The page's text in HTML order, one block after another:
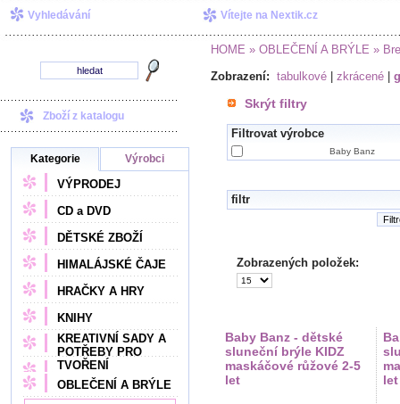
Vyhledávání Vítejte na Nextik.cz
Zboží z katalogu
Kategorie Výrobci
VÝPRODEJ
CD a DVD
DĚTSKÉ ZBOŽÍ
HIMALÁJSKÉ ČAJE
HRAČKY A HRY
KNIHY
KREATIVNÍ SADY A
POTŘEBY PRO
TVOŘENÍ
OBLEČENÍ A BRÝLE
HOME » OBLEČENÍ A BRÝLE »
Zobrazení: tabulkové zkrácené
Skrýt filtry
Filtrovat výrobce
Baby Banz
filtr
Zobrazených položek:
Baby Banz - dětské
sluneční brýle KIDZ
maskáčové růžové 2-5
let
let